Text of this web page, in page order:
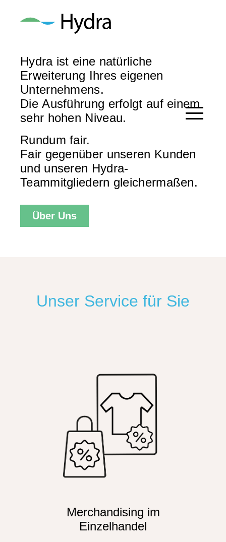
Hydra ist eine natürliche
Erweiterung Ihres eigenen
Unternehmens.
Die Ausführung erfolgt auf einem
sehr hohen Niveau.
Rundum fair.
Fair gegenüber unseren Kunden
und unseren Hydra-
Teammitgliedern gleichermaßen.
Über Uns
Unser Service für Sie
Merchandising im
Einzelhandel